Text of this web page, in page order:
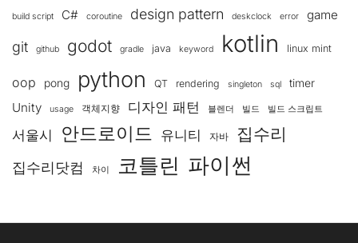
build script C# coroutine design pattern deskclock error game
git github godot gradle java keyword kotlin linux mint
oop pong python QT rendering singleton sql timer
Unity usage 객체지향 디자인 패턴 블렌더 빌드 빌드 스크립트
서울시 안드로이드 유니티 자바 집수리
집수리닷컴 차이 코틀린 파이썬